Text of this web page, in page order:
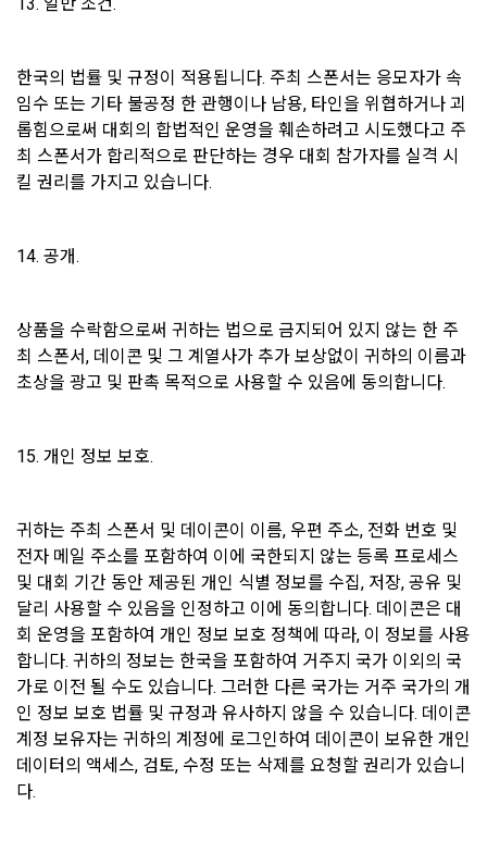
닫기 재발송
확인
기된 환불 요청에 대해 단독 재량권에 따라 승인 또는 거절할 권
불을 받는 경우 “회사”는 구매한 “서비스”에 대한 이용자의 액세
스를 중지할 권리를 보유한다.
제15조(청약철회 등)
13조 제2항에 따른 계약 내용에 관한 고지를 받은 날(그 고지를
시작된 날을 말한다)부터 7일 이내에는 청약의 철회를 할 수 있
다. 다만, 청약철회에 관하여 「전자상거래 등에서의 소비자보
호에 관한 법률」에 달리 정함이 있는 경우에는 동 법 규정에 따
른다.
당하는 경우에는 청약철회를 할 수 없다.
3. 제2항 제’나’호 경우에 “사이트”가 사전에 청약철회 등이 제한
되는 사실을 소비자가 쉽게 알 수 있는 곳에 명기하는 등의 조치
를 하지 않았다면 이용자의 청약철회 등이 제한되지 않는다.
4. 이용자는 제1항 및 제2항의 규정에 불구하고 재화 및 서비스
등의 내용이 표시·광고 내용과 다르거나 계약내용과 다르게 이
행된 때에는 당해 재화 및 서비스 등을 공급받은 날부터 3월 이
내, 그 사실을 안 날 또는 알 수 있었던 날부터 30일 이내에 청약
철회 등을 할 수 있다.
제 16 조 (청약철회 등의 효과)
6. 개인정보의 보유 및 이용기간
"회사"는 회원가입, 인재풀 등록으로부터 서비스를 제공하는 기
간 동안에 한하여 이용자의 개인정보를 보유 및 이용하게 됩니
지체 없이 파기합니다.
1) 상법 등 관계법령의 규정에 의하여 보존할 필요가 있는 경우
법령에서 규정한 보존기간 동안 거래내역과 최소한의 기본정보
으로만 이용합니다.
③ 소비자의 불만 또는 분쟁처리에 관한 기록: 3년
④ 부정이용 등에 관한 기록: 5년
⑤ 웹사이트 방문기록(로그인 기록, 접속기록): 1년
2) 회원 탈퇴 요청 시, 회사는 탈퇴처리와 동시에 지체 없이 개인
정보를 파기하는 것을 원칙으로 합니다. 단, 회사를 통한 지원 이
력이 있는 회원의 탈퇴 시, 회사는 다음과 같은 보존이유로 탈퇴
후 5년 동안 지원내역 및 지원 내역과 관련된 개인정보를 보관
합니다.
한국의 법률 및 규정이 적용됩니다. 주최 스폰서는 응모자가 속
임수 또는 기타 불공정 한 관행이나 남용, 타인을 위협하거나 괴
롭힘으로써 대회의 합법적인 운영을 훼손하려고 시도했다고 주
최 스폰서가 합리적으로 판단하는 경우 대회 참가자를 실격 시
킬 권리를 가지고 있습니다.
14. 공개.
상품을 수락함으로써 귀하는 법으로 금지되어 있지 않는 한 주
최 스폰서, 데이콘 및 그 계열사가 추가 보상없이 귀하의 이름과
초상을 광고 및 판촉 목적으로 사용할 수 있음에 동의합니다.
15. 개인 정보 보호.
귀하는 주최 스폰서 및 데이콘이 이름, 우편 주소, 전화 번호 및
전자 메일 주소를 포함하여 이에 국한되지 않는 등록 프로세스
및 대회 기간 동안 제공된 개인 식별 정보를 수집, 저장, 공유 및
달리 사용할 수 있음을 인정하고 이에 동의합니다. 데이콘은 대
회 운영을 포함하여 개인 정보 보호 정책에 따라, 이 정보를 사용
합니다. 귀하의 정보는 한국을 포함하여 거주지 국가 이외의 국
가로 이전 될 수도 있습니다. 그러한 다른 국가는 거주 국가의 개
인 정보 보호 법률 및 규정과 유사하지 않을 수 있습니다. 데이콘
계정 보유자는 귀하의 계정에 로그인하여 데이콘이 보유한 개인
데이터의 액세스, 검토, 수정 또는 삭제를 요청할 권리가 있습니
다.